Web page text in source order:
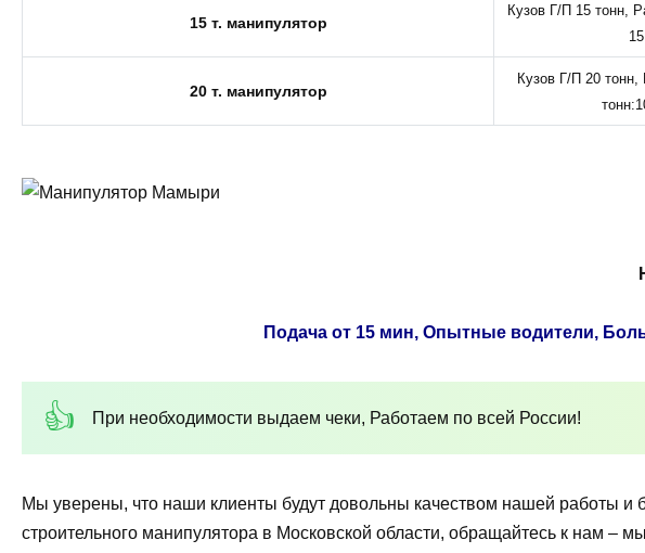
15 т. манипулятор
Кузов Г/П 15 тонн,
20 т. манипулятор
Кузов Г/П 20
Подача от 15 мин, Опытные водители,
При необходимости выдаем чеки, Работаем по всей России!
Мы уверены, что наши клиенты будут довольны качеством нашей работы и
строительного манипулятора в Московской области, обращайтесь к нам –